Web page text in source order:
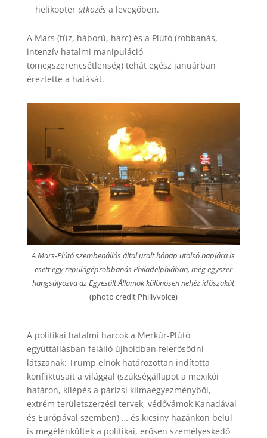
helikopter ütközésa levegőben.
A Mars (tűz, háború, harc) és a Plútó (robbanás,
intenzív hatalmi manipuláció,
tömegszerencsétlenség) tehát egész januárban
éreztette a hatását.
A Mars-Plútó szembenállás által uralt hónap utolsó napjára is
esett egy repülőgéprobbanás Philadelphiában, még egyszer
hangsúlyozva az Egyesült Államok különösen nehéz időszakát
(photo credit Phillyvoice)
A politikai hatalmi harcok a Merkúr-Plútó
együttállásban felálló újholdban felerősödni
látszanak: Trump elnök határozottan indította
konfliktusait a világgal (szükségállapot a mexikói
határon, kilépés a párizsi klímaegyezményből,
extrém területszerzési tervek, védővámok Kanadával
és Európával szemben) … és kicsiny hazánkon belül
is megélénkültek a politikai, erősen személyeskedő